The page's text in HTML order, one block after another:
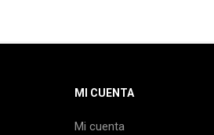
MI CUENTA
Mi cuenta